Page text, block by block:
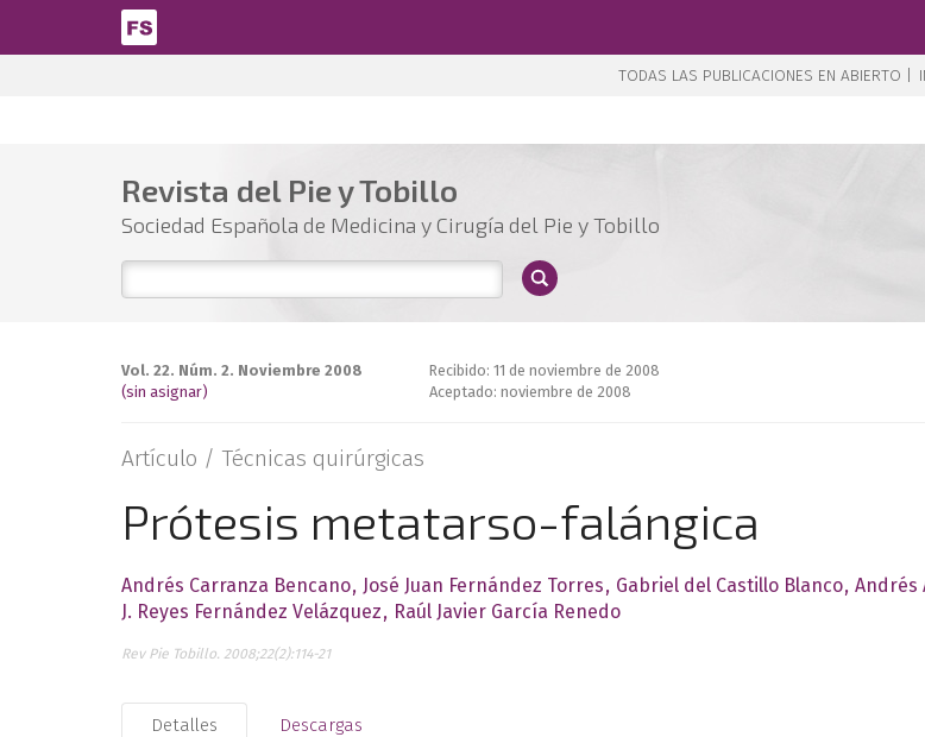
Pasar al contenido principal
TODAS LAS PUBLICACIONES EN ABIERTO |
Revista del Pie y Tobillo
Sociedad Española de Medicina y Cirugía del Pie y Tobillo
Vol. 22. Núm. 2. Noviembre 2008
(sin asignar)
Recibido: 11 de noviembre de 2008
Aceptado: noviembre de 2008
Artículo / Técnicas quirúrgicas
Prótesis metatarso-falángica
Andrés Carranza Bencano José Juan Fernández Torres Gabriel del Castillo Blanco Andrés
J. Reyes Fernández Velázquez
Raúl Javier García Renedo
Rev Pie Tobillo. 2008;22(2):114-21
Detalles Descargas